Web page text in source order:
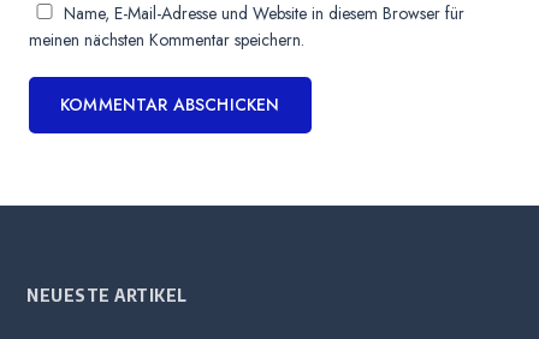
Name, E-Mail-Adresse und Website in diesem Browser für
meinen nächsten Kommentar speichern.
NEUESTE ARTIKEL